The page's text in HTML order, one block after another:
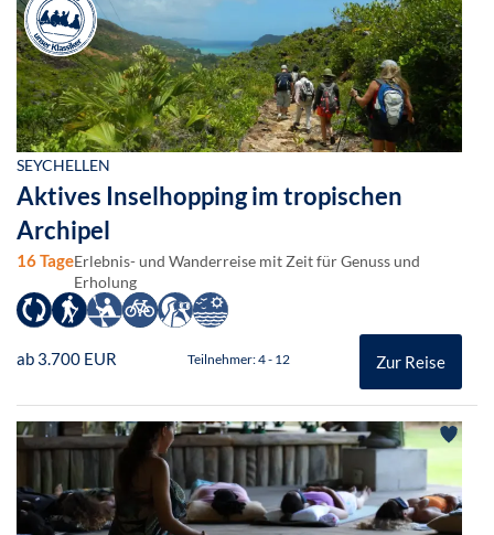
SEYCHELLEN
Aktives Inselhopping im tropischen
Archipel
16 TageErlebnis- und Wanderreise mit Zeit für Genuss und
Erholung
ab 3.700 EUR Teilnehmer: 4 - 12 Zur Reise